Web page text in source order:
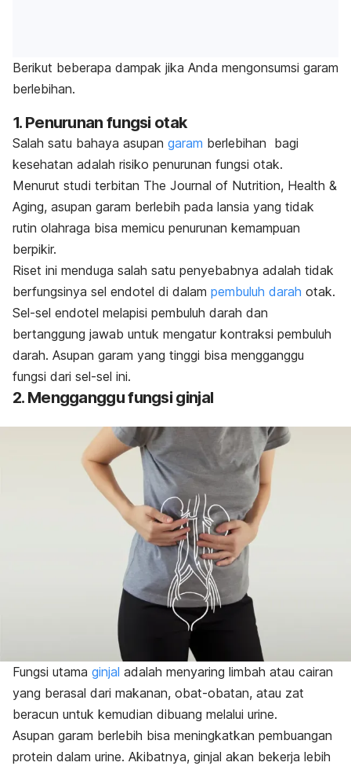
Berikut beberapa dampak jika Anda mengonsumsi garam
berlebihan.
1. Penurunan fungsi otak
Salah satu bahaya asupan garam berlebihan bagi
kesehatan adalah risiko penurunan fungsi otak.
Menurut studi terbitan The Journal of Nutrition, Health &
Aging, asupan garam berlebih pada lansia yang tidak
rutin olahraga bisa memicu penurunan kemampuan
berpikir.
Riset ini menduga salah satu penyebabnya adalah tidak
berfungsinya sel endotel di dalam pembuluh darah otak.
Sel-sel endotel melapisi pembuluh darah dan
bertanggung jawab untuk mengatur kontraksi pembuluh
darah. Asupan garam yang tinggi bisa mengganggu
fungsi dari sel-sel ini.
2. Mengganggu fungsi ginjal
Fungsi utama ginjal adalah menyaring limbah atau cairan
yang berasal dari makanan, obat-obatan, atau zat
beracun untuk kemudian dibuang melalui urine.
Asupan garam berlebih bisa meningkatkan pembuangan
protein dalam urine. Akibatnya, ginjal akan bekerja lebih